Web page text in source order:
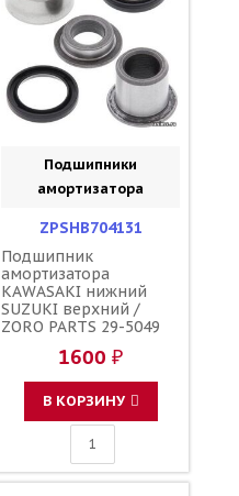
Подшипники
амортизатора
ZPSHB704131
Подшипник
амортизатора
KAWASAKI нижний
SUZUKI верхний /
ZORO PARTS 29-5049
1600 ₽
В КОРЗИНУ